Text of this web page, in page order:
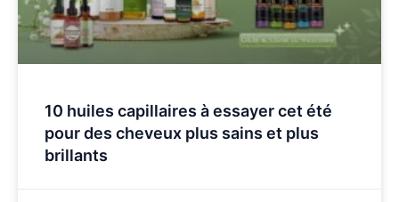
10 huiles capillaires à essayer cet été
pour des cheveux plus sains et plus
brillants